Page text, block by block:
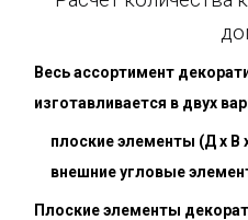
Весь ассортимент
изготавливается в двух
плоские элементы (Д х
внешние угловые
Плоские элементы